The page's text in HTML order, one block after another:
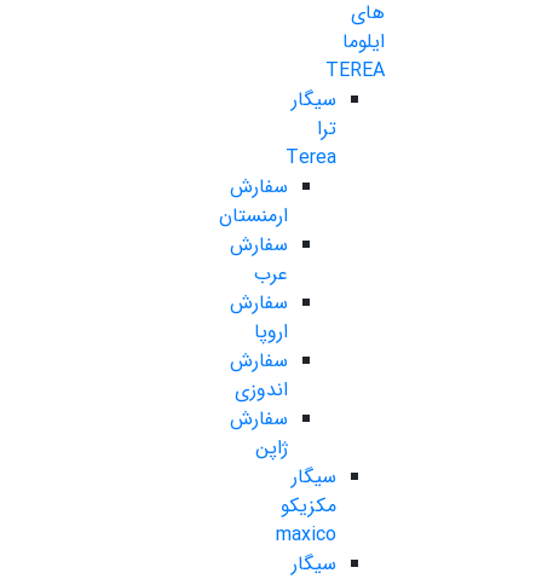
های
ایلوما
TEREA
سیگار
ترا
Terea
سفارش
ارمنستان
سفارش
عرب
سفارش
اروپا
سفارش
اندوزی
سفارش
ژاپن
سیگار
مکزیکو
maxico
سیگار